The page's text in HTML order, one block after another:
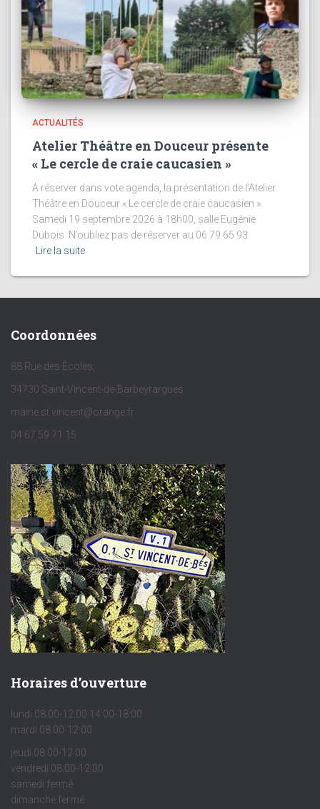
ACTUALITÉS
Atelier Théâtre en Douceur présente
« Le cercle de craie caucasien »
A réserver dans vote agenda, la présentation de l’Atelier
Théâtre en Douceur « Le cercle de craie caucasien ».
Samedi 19 septembre 2026 à 18h00, salle Eugénie
Dubois. N’oubliez pas de réserver au 06 79 65 93
Lire la suite
Coordonnées
88 Rue des Écoles,
34730 Saint-Vincent-de-Barbeyrargues
mairie.st.vincent@orange.fr
04 67 59 71 15
Horaires d’ouverture
lundi 08:00-12:00 14:00-18:00
mardi 08:00-12:00
jeudi 08:00-12:00
vendredi 08:00-12:00
samedi fermé
dimanche fermé